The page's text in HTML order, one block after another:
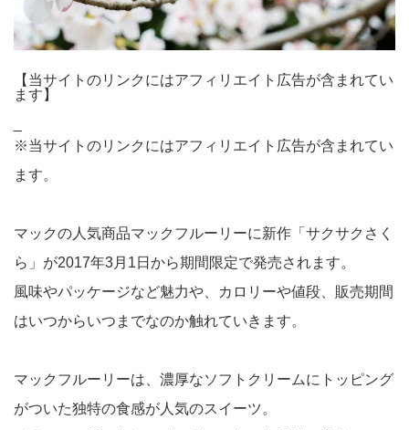
【当サイトのリンクにはアフィリエイト広告が含まれてい
ます】
※当サイトのリンクにはアフィリエイト広告が含まれてい
ます。
マックの人気商品マックフルーリーに新作「サクサクさく
ら」が2017年3月1日から期間限定で発売されます。
風味やパッケージなど魅力や、カロリーや値段、販売期間
はいつからいつまでなのか触れていきます。
マックフルーリーは、濃厚なソフトクリームにトッピング
がついた独特の食感が人気のスイーツ。